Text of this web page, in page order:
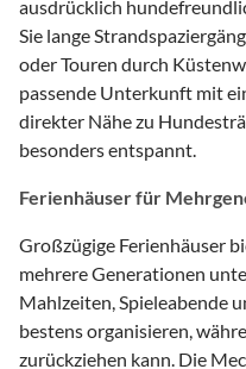
ausdrücklich
Sie lange
oder Touren durch
passende Unterkunft mit
direkter Nähe zu
besonders entspannt.
Ferienhäuser für
Großzügige Ferienhäuser
mehrere Generationen
Mahlzeiten, Spieleabende
bestens organisieren,
zurückziehen kann. Die